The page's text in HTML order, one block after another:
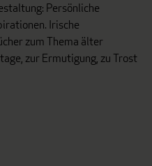
Persönliche
Irische
zum Thema älter
zur Ermutigung, zu Trost